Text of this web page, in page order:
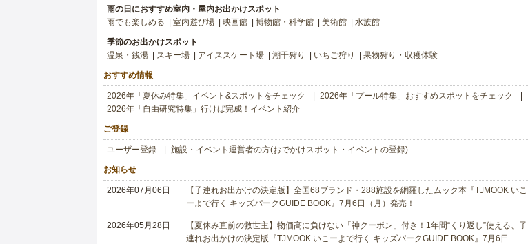
雨の日におすすめ室内・屋内お出かけスポット
雨でも楽しめる
室内遊び場 映画館 博物館・科学館 美術館 水族館
季節のお出かけスポット
温泉・銭湯
スキー場 アイススケート場 潮干狩り いちご狩り 果物狩り・収穫体験
おすすめ情報
2026年「夏休み特集」イベント&スポットをチェック
2026年「プール特集」おすすめスポットをチェック
2026年「自由研究特集」行けば完成！イベント紹介
ご登録
ユーザー登録 施設・イベント運営者の方(おでかけスポット・イベントの登録)
お知らせ
2026年07月06日
【子連れお出かけの決定版】全国68ブランド・288施設を網羅したムック本『TJMOOK いこ
ーよで行く キッズパークGUIDE BOOK』7月6日（月）発売！
2026年05月28日
【夏休み直前の救世主】物価高に負けない「神クーポン」付き！1年間“くり返し”使える、子
連れお出かけの決定版『TJMOOK いこーよで行く キッズパークGUIDE BOOK』7月6日